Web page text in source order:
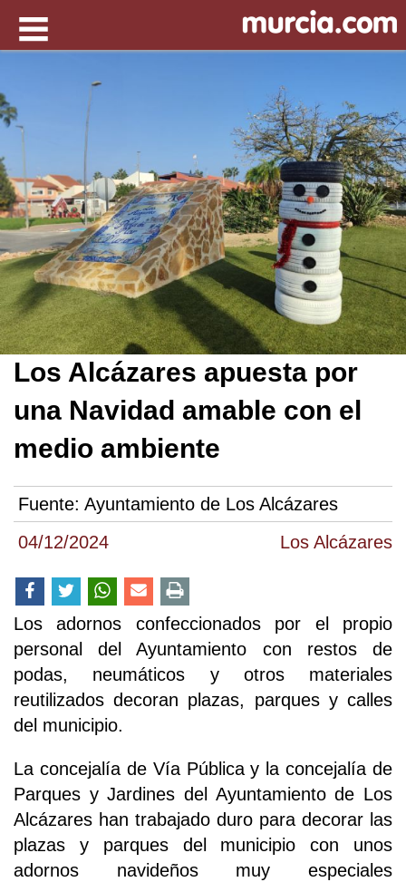
04/12/2024 Los Alcázares
Los Alcázares apuesta por
una Navidad amable con el
medio ambiente
Fuente: Ayuntamiento de Los Alcázares
Los adornos confeccionados por el propio
personal del Ayuntamiento con restos de
podas, neumáticos y otros materiales
reutilizados decoran plazas, parques y calles
del municipio.
La concejalía de Vía Pública y la concejalía de
Parques y Jardines del Ayuntamiento de Los
Alcázares han trabajado duro para decorar las
plazas y parques del municipio con unos
adornos navideños muy especiales